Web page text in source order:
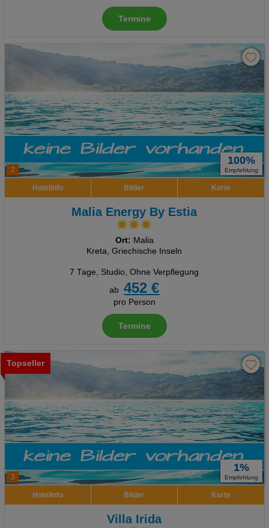
Termine
2
100%
Empfehlung
Hotelinfo Bilder Karte
Malia Energy By Estia
Ort: Malia
Kreta, Griechische Inseln
7 Tage, Studio, Ohne Verpflegung
ab
452 €
pro Person
Termine
3
Topseller
1%
Empfehlung
Hotelinfo Bilder Karte
Villa Irida